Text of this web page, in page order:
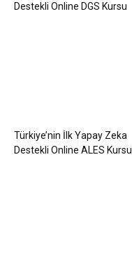
Destekli Online DGS Kursu
Türkiye’nin İlk Yapay Zeka
Destekli Online ALES Kursu